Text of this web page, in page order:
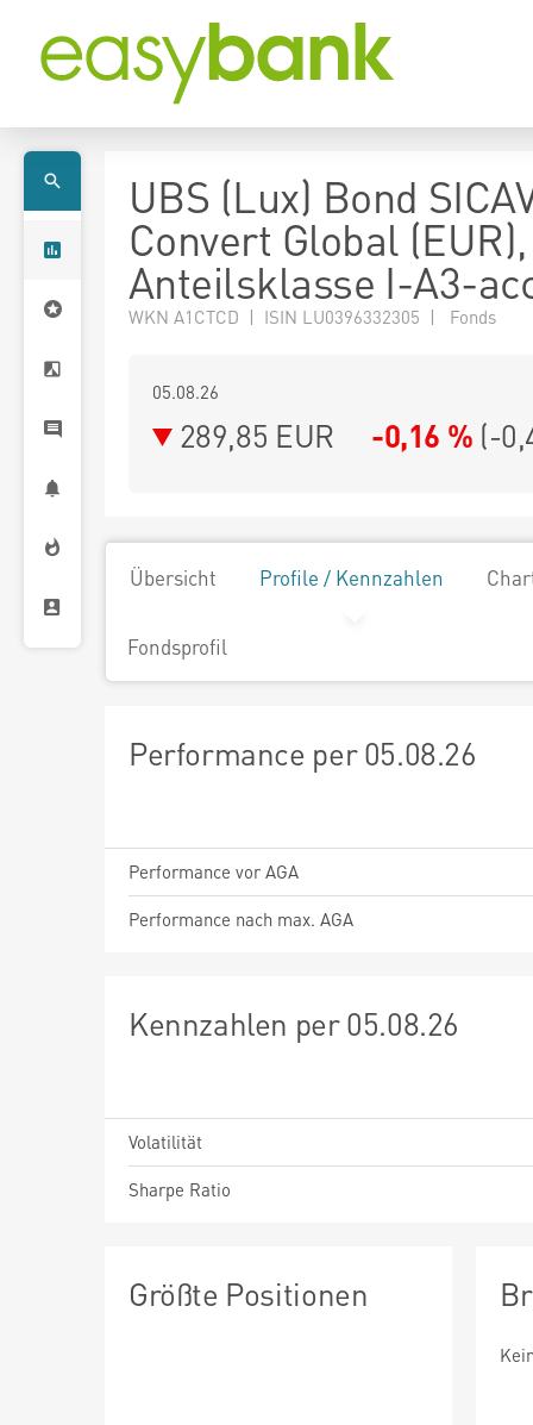
UBS (Lux) Bond
Convert Global (EUR),
Anteilsklasse I-A3-
WKN A1CTCD | ISIN LU0396332305 | Fonds
05.08.26
289,85 EUR -0,16 % (-
Übersicht Profile / Kennzahlen
Fondsprofil
Performance per 05.08.26
Performance vor AGA
Performance nach max. AGA
Kennzahlen per 05.08.26
Volatilität
Sharpe Ratio
Größte Positionen